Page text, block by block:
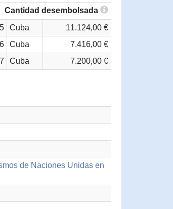
Cantidad desembolsada
Cuba
11.124,00 €
Cuba
7.416,00 €
Cuba 7.200,00 €
de Naciones Unidas en